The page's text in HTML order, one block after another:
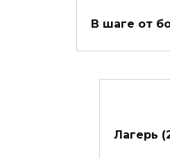
В шаге от
Лагерь